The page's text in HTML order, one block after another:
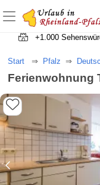
+1.500
+1.000
Start Pfalz
Ferienwohnung